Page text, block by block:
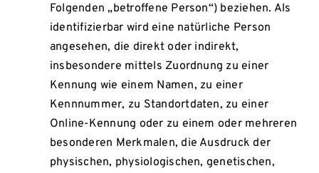
Folgenden „betroffene Person“) beziehen. Als
identifizierbar wird eine natürliche Person
angesehen, die direkt oder indirekt,
insbesondere mittels Zuordnung zu einer
Kennung wie einem Namen, zu einer
Kennnummer, zu Standortdaten, zu einer
Online-Kennung oder zu einem oder mehreren
besonderen Merkmalen, die Ausdruck der
physischen, physiologischen, genetischen,